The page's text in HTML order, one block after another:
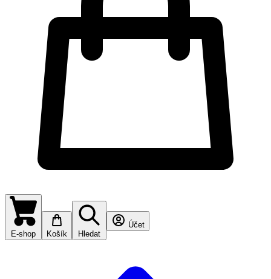
E-shop Košík Hledat
Účet